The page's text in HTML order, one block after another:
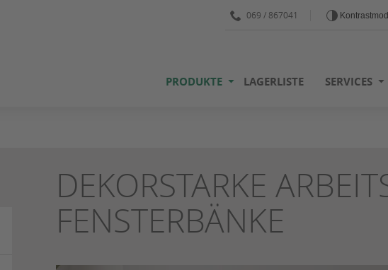
069 / 867041
PRODUKTE LAGERLISTE SERVICES
DEKORSTARKE
FENSTERBÄNKE